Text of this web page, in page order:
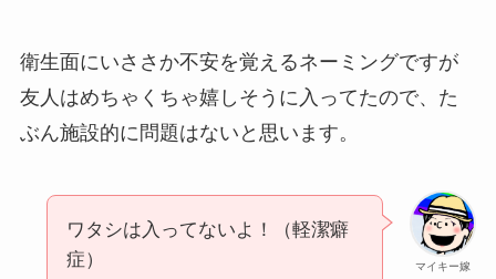
衛生面にいささか不安を覚えるネーミングですが
友人はめちゃくちゃ嬉しそうに入ってたので、た
ぶん施設的に問題はないと思います。
マイキー嫁
ワタシは入ってないよ！（軽潔癖
症）